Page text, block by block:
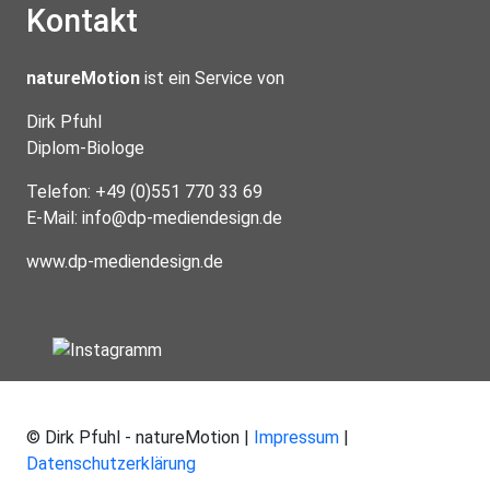
Kontakt
natureMotion ist ein Service von
Dirk Pfuhl
Diplom-Biologe
Telefon: +49 (0)551 770 33 69
E-Mail: info@dp-mediendesign.de
www.dp-mediendesign.de
© Dirk Pfuhl - natureMotion | Impressum |
Datenschutzerklärung